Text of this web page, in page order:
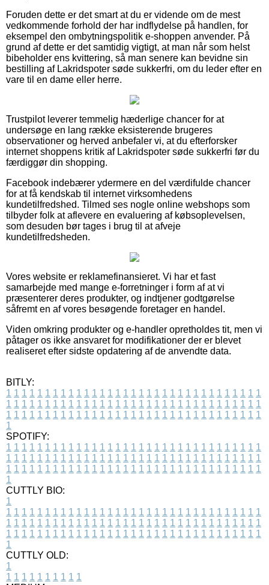
Foruden dette er det smart at du er vidende om de mest
vedkommende forhold der har indflydelse på handlen, for
eksempel den ombytningspolitik e-shoppen anvender. På
grund af dette er det samtidig vigtigt, at man når som helst
bibeholder ens kvittering, så man senere kan bevidne sin
bestilling af Lakridspoter søde sukkerfri, om du leder efter en
vare til en dame eller herre.
Trustpilot leverer temmelig hæderlige chancer for at
undersøge en lang række eksisterende brugeres
observationer og herved anbefaler vi, at du efterforsker
internet shoppens kritik af Lakridspoter søde sukkerfri før du
færdiggør din shopping.
Facebook indebærer ydermere en del værdifulde chancer
for at få kendskab til internet virksomhedens
kundetilfredshed. Tilmed ses nogle online webshops som
tilbyder folk at aflevere en evaluering af købsoplevelsen,
som desuden bør tages i brug til at afveje
kundetilfredsheden.
Vores website er reklamefinansieret. Vi har et fast
samarbejde med mange e-forretninger i form af at vi
præsenterer deres produkter, og indtjener godtgørelse
såfremt en af vores besøgende foretager en handel.
Viden omkring produkter og e-handler opretholdes tit, men vi
påtager os ikke ansvaret for modifikationer der er blevet
realiseret efter sidste opdatering af de anvendte data.
BITLY:
1 1 1 1 1 1 1 1 1 1 1 1 1 1 1 1 1 1 1 1 1 1 1 1 1 1 1 1 1 1 1 1 1
1 1 1 1 1 1 1 1 1 1 1 1 1 1 1 1 1 1 1 1 1 1 1 1 1 1 1 1 1 1 1 1 1
1 1 1 1 1 1 1 1 1 1 1 1 1 1 1 1 1 1 1 1 1 1 1 1 1 1 1 1 1 1 1 1 1
1
SPOTIFY:
1 1 1 1 1 1 1 1 1 1 1 1 1 1 1 1 1 1 1 1 1 1 1 1 1 1 1 1 1 1 1 1 1
1 1 1 1 1 1 1 1 1 1 1 1 1 1 1 1 1 1 1 1 1 1 1 1 1 1 1 1 1 1 1 1 1
1 1 1 1 1 1 1 1 1 1 1 1 1 1 1 1 1 1 1 1 1 1 1 1 1 1 1 1 1 1 1 1 1
1
CUTTLY BIO:
1
1 1 1 1 1 1 1 1 1 1 1 1 1 1 1 1 1 1 1 1 1 1 1 1 1 1 1 1 1 1 1 1 1
1 1 1 1 1 1 1 1 1 1 1 1 1 1 1 1 1 1 1 1 1 1 1 1 1 1 1 1 1 1 1 1 1
1 1 1 1 1 1 1 1 1 1 1 1 1 1 1 1 1 1 1 1 1 1 1 1 1 1 1 1 1 1 1 1 1
1
CUTTLY OLD:
1
1 1 1 1 1 1 1 1 1 1